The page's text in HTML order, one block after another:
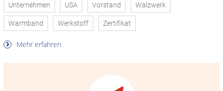
Unternehmen USA Vorstand Walzwerk
Warmband Werkstoff Zertifikat
Mehr erfahren